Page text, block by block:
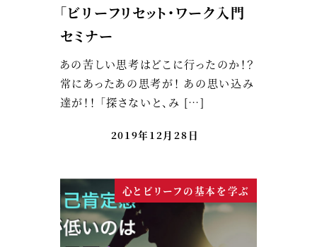
「ビリーフリセット・ワーク入門
セミナー
あの苦しい思考はどこに行ったのか！？
常にあったあの思考が！ あの思い込み
達が！！ 「探さないと、み […]
2019年12月28日
心とビリーフの基本を学ぶ